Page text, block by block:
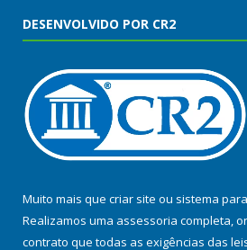
DESENVOLVIDO POR CR2
Muito mais que criar site ou sistema
Realizamos uma assessoria completa,
contrato que todas as exigências das